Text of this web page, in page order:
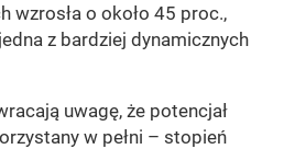
wzrosła o około 45 proc.,
z bardziej dynamicznych
uwagę, że potencjał
w pełni – stopień